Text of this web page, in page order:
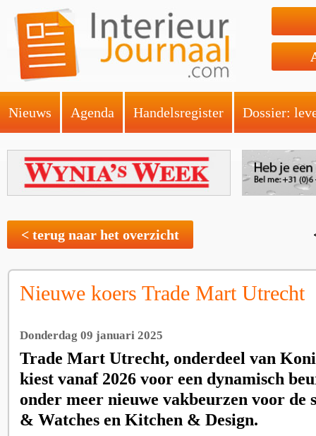
Nieuws Agenda Handelsregister Dossier:
< terug naar het overzicht
Nieuwe koers Trade Mart Utrecht
Donderdag 09 januari 2025
Trade Mart Utrecht, onderdeel van
kiest vanaf 2026 voor een dynamisch
onder meer nieuwe vakbeurzen voor de
& Watches en Kitchen & Design.